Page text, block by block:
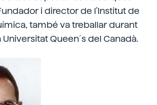
i director de l'Institut de
també va treballar durant
Queen´s del Canadà.